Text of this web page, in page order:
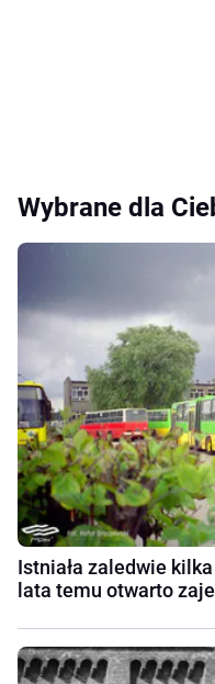
Wybrane dla
Istniała zaledwie
lata temu otwarto